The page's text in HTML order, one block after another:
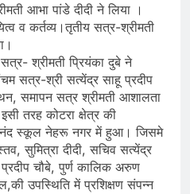
आभा पांडे दीदी ने लिया ।
व कर्तव्य।तृतीय सत्र-श्रीमती
श्रीमती प्रियंका दुबे ने
सत्र-श्री सत्येंद्र साहू प्रदीप
समापन सत्र श्रीमती आशालता
तरह कोटरा क्षेत्र की
स्कूल नेहरू नगर में हुआ। जिसमे
सुमित्रा दीदी, सचिव सत्येंद्र
प्रदीप चौबे, पुर्ण कालिक अरुण
उपस्थिति में प्रशिक्षण संपन्न